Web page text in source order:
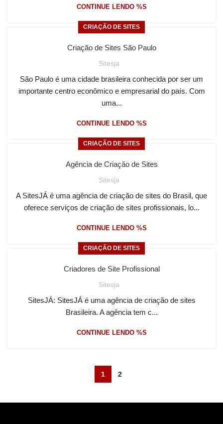
CONTINUE LENDO %S
CRIAÇÃO DE SITES
Criação de Sites São Paulo
Sitesja
São Paulo é uma cidade brasileira conhecida por ser um
importante centro econômico e empresarial do país. Com
uma...
CONTINUE LENDO %S
CRIAÇÃO DE SITES
Agência de Criação de Sites
Sitesja
A SitesJÁ é uma agência de criação de sites do Brasil, que
oferece serviços de criação de sites profissionais, lo...
CONTINUE LENDO %S
CRIAÇÃO DE SITES
Criadores de Site Profissional
Sitesja
SitesJÁ: SitesJÁ é uma agência de criação de sites
Brasileira. A agência tem c...
CONTINUE LENDO %S
1 2